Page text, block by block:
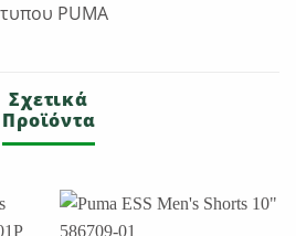
PUMA
Σχετικά
Προϊόντα